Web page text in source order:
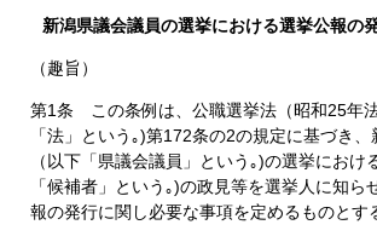
新潟県議会議員の選挙における選挙公報の
（趣旨）
第1条 この条例は、公職選挙法（昭和25年
「法」という｡)第172条の2の規定に基づき
（以下「県議会議員」という｡)の選挙におけ
「候補者」という｡)の政見等を選挙人に知ら
報の発行に関し必要な事項を定めるものとす